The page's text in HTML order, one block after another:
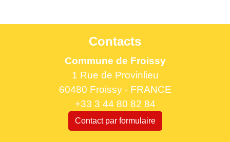
Contacts
Commune de Froissy
1 Rue de Provinlieu
60480 Froissy - FRANCE
+33 3 44 80 82 84
Contact par formulaire